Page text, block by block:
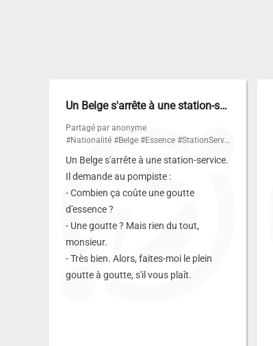
Un Belge s'arrête à une station-service…
Partagé par anonyme
#Nationalité #Belge #Essence #StationService
Un Belge s'arrête à une station-service.
Il demande au pompiste :
- Combien ça coûte une goutte
d'essence ?
- Une goutte ? Mais rien du tout,
monsieur.
- Très bien. Alors, faites-moi le plein
goutte à goutte, s'il vous plaît.